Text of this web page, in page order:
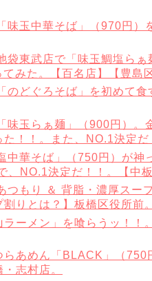
味玉中華そば」（970円）
袋東武店で「味玉鯛塩ら
みた。【百名店】【豊島区
のどぐろそば」を初めて
味玉らぁ麺」（900円）。
！！。また、NO.1決定だ
中華そば」（750円）が神
、NO.1決定だ！！。【中
つもり ＆ 背脂・濃厚スー
りとは？】板橋区役所前
ラーメン」を喰らうッ！！
らあめん「BLACK」（750
志村店。